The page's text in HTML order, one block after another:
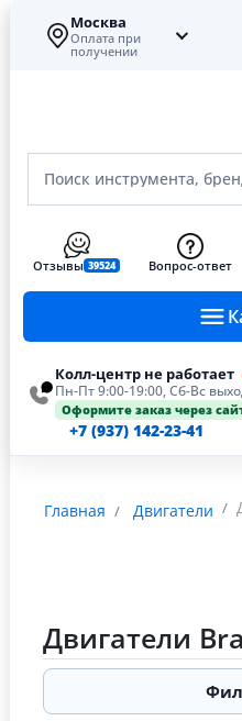
Москва
Оплата при
получении
Поиск инструмента,
Отзывы 39524 Вопрос-ответ
Колл-центр не работает
Пн-Пт 9:00-19:00, Сб-Вс
Оформите заказ через
+7 (937) 142-23-41
Главная Двигатели
Двигатели